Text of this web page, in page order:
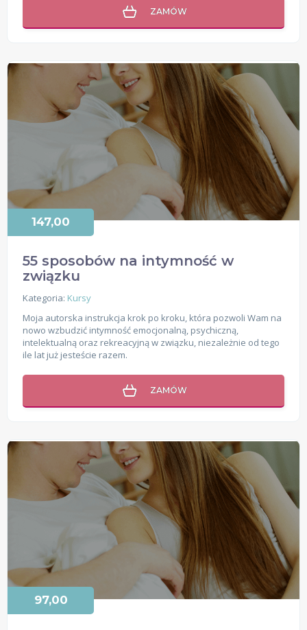
ZAMÓW
55 sposobów na intymność w
związku
Kategoria: Kursy
Moja autorska instrukcja krok po kroku, która pozwoli Wam na
nowo wzbudzić intymność emocjonalną, psychiczną,
intelektualną oraz rekreacyjną w związku, niezależnie od tego
ile lat już jesteście razem.
147,00
ZAMÓW
97,00